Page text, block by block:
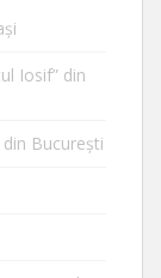
Iosif” din
Bucureşti